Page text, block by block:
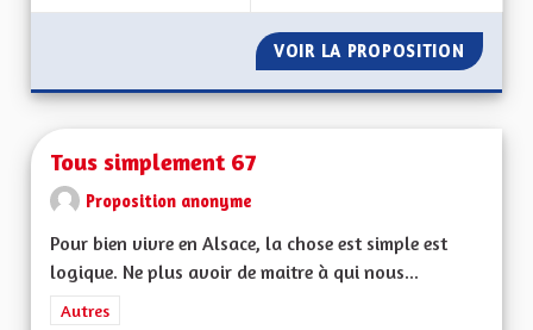
VOIR LA PROPOSITION
Tous simplement 67
Proposition anonyme
Pour bien vivre en Alsace, la chose est simple est
logique. Ne plus avoir de maitre à qui nous...
Filtrer les résultats de la catégorie : Autres
Autres